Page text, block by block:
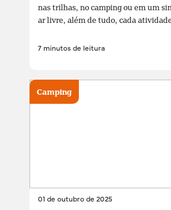
nas trilhas, no camping ou em um
ar livre, além de tudo, cada
7 minutos de leitura
01 de outubro de 2025
Camping